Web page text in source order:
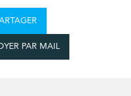
PAR MAIL